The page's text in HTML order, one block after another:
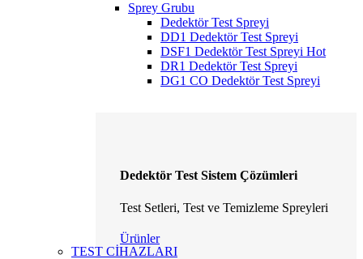
Sprey Grubu
Dedektör Test Spreyi
DD1 Dedektör Test Spreyi
DSF1 Dedektör Test Spreyi Hot
DR1 Dedektör Test Spreyi
DG1 CO Dedektör Test Spreyi
Dedektör Test Sistem Çözümleri
Test Setleri, Test ve Temizleme Spreyleri
Ürünler
TEST CİHAZLARI